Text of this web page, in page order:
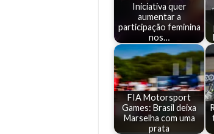
Iniciativa quer
aumentar a
participação feminina
nos…
FIA Motorsport
Games: Brasil deixa
Marselha com uma
prata